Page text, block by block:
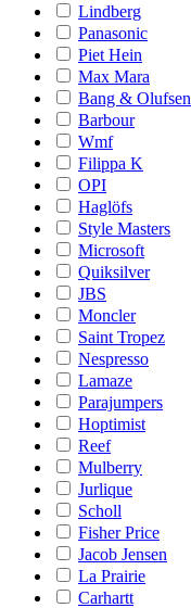
Lindberg
Panasonic
Piet Hein
Max Mara
Bang & Olufsen
Barbour
Wmf
Filippa K
OPI
Haglöfs
Style Masters
Microsoft
Quiksilver
JBS
Moncler
Saint Tropez
Nespresso
Lamaze
Parajumpers
Hoptimist
Reef
Mulberry
Jurlique
Scholl
Fisher Price
Jacob Jensen
La Prairie
Carhartt